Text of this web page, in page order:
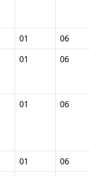
01
06
01 06
01 06
01
06